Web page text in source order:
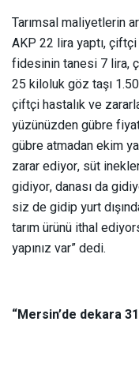
Tarımsal maliyetlerin
AKP 22 lira yaptı,
fidesinin tanesi 7 lira,
25 kiloluk göz taşı
çiftçi hastalık ve
yüzünüzden gübre
gübre atmadan ekim
zarar ediyor, süt
gidiyor, danası da
siz de gidip yurt
tarım ürünü ithal
yapınız var” dedi.
“Mersin’de dekara